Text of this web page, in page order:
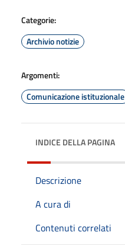
Categorie:
Archivio notizie
Argomenti:
Comunicazione istituzionale
INDICE DELLA PAGINA
Descrizione
A cura di
Contenuti correlati